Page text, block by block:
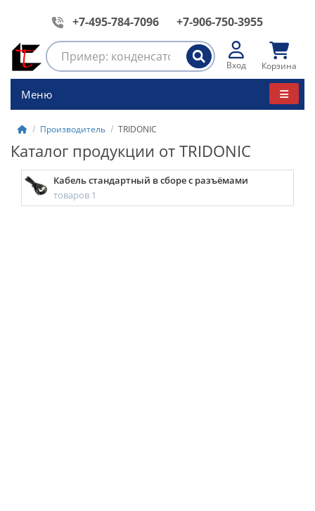
+7-495-784-7096 +7-906-750-3955
Вход Корзина
Меню
Производитель TRIDONIC
Каталог продукции от TRIDONIC
Кабель стандартный в сборе с разъёмами
товаров 1